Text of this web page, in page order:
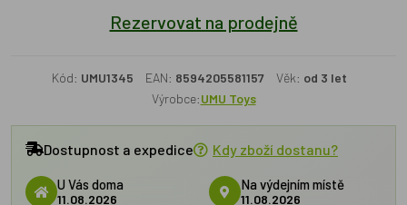
Rezervovat na prodejně
Kód: UMU1345 EAN: 8594205581157 Věk: od 3 let
Výrobce:UMU Toys
Dostupnost a expedice Kdy zboží dostanu?
U Vás doma
11.08.2026
Na výdejním místě
11.08.2026